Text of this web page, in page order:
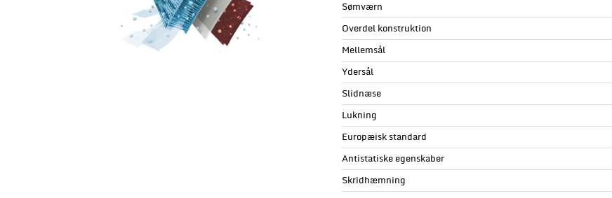
Sømværn
Overdel konstruktion
Mellemsål
Ydersål
Slidnæse
Lukning
Europæisk standard
Antistatiske egenskaber
Skridhæmning